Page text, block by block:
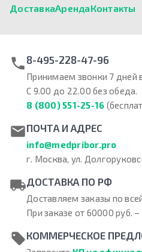
ДоставкаАрендаКонтакты
8-495-228-47-96
Принимаем звонки 7 дней
С 9.00 до 22.00 без обеда.
8 (800) 551-25-16
ПОЧТА И АДРЕС
info@medpribor.pro
г. Москва, ул.
ДОСТАВКА ПО РФ
Доставляем заказы по
При заказе от 60000 руб. –
КОММЕРЧЕСКОЕ